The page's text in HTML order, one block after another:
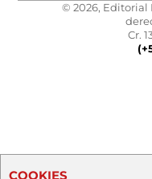
© 2026, Editorial
Cr.
COOKIES